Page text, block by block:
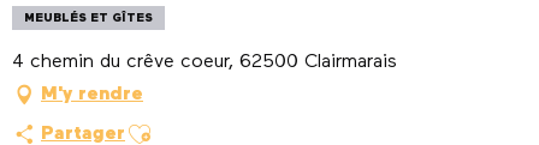
MEUBLÉS ET GÎTES
4 chemin du crêve coeur, 62500 Clairmarais
M'y rendre
Partager Ajouter aux favoris